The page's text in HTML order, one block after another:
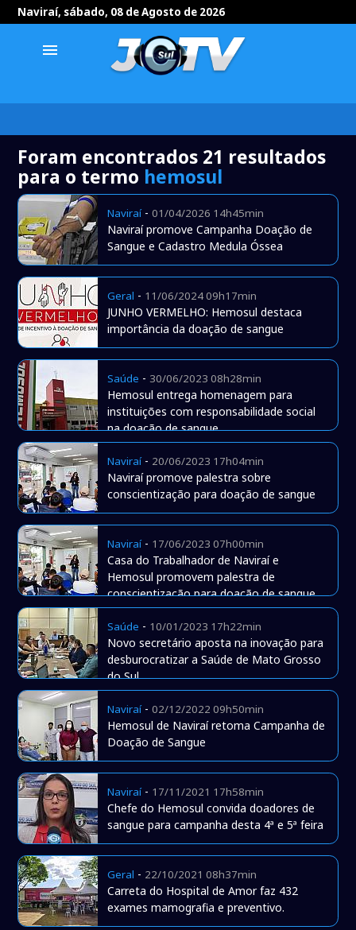
Naviraí, sábado, 08 de Agosto de 2026
menu
Foram encontrados 21 resultados
para o termo hemosul
Naviraí-01/04/2026 14h45min
Naviraí promove Campanha Doação de
Sangue e Cadastro Medula Óssea
Geral - 11/06/2024 09h17min
JUNHO VERMELHO: Hemosul destaca
importância da doação de sangue
Saúde - 30/06/2023 08h28min
Hemosul entrega homenagem para
instituições com responsabilidade social
na doação de sangue
Naviraí- 20/06/2023 17h04min
Naviraí promove palestra sobre
conscientização para doação de sangue
Naviraí- 17/06/2023 07h00min
Casa do Trabalhador de Naviraí e
Hemosul promovem palestra de
conscientização para doação de sangue
Saúde - 10/01/2023 17h22min
Novo secretário aposta na inovação para
desburocratizar a Saúde de Mato Grosso
do Sul
Naviraí-02/12/2022 09h50min
Hemosul de Naviraí retoma Campanha de
Doação de Sangue
Naviraí- 17/11/2021 17h58min
Chefe do Hemosul convida doadores de
sangue para campanha desta 4ª e 5ª feira
Geral - 22/10/2021 08h37min
Carreta do Hospital de Amor faz 432
exames mamografia e preventivo.